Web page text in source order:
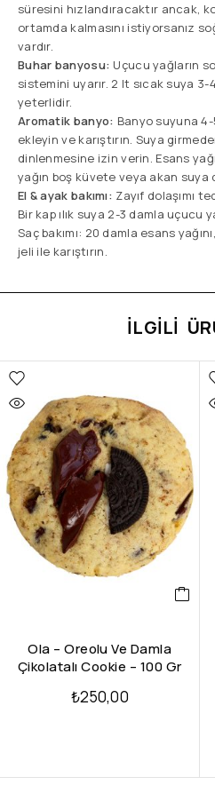
süresini hızlandıracaktır ancak,
ortamda kalmasını istiyorsanız
vardır.
Buhar banyosu: Uçucu yağların
sistemini uyarır. 2 lt sıcak suya
yeterlidir.
Aromatik banyo: Banyo suyuna
ekleyin ve karıştırın. Suya
dinlenmesine izin verin. Esans
yağın boş küvete veya akan suya
El & ayak bakımı: Zayıf dolaşımı
Bir kap ılık suya 2-3 damla uçucu
Saç bakımı: 20 damla esans
jeli ile karıştırın.
İLGILI
Ola – Oreolu Ve Damla
Çikolatalı Cookie – 100 Gr
₺250,00